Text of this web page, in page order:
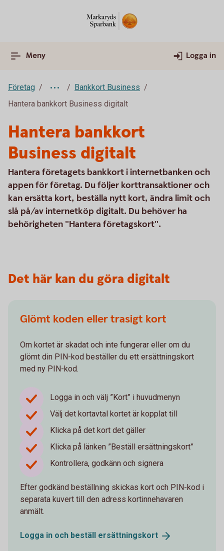
Meny Logga in
Företag
Bankkort Business
Hantera bankkort Business digitalt
Hantera bankkort
Business digitalt
Hantera företagets bankkort i internetbanken och
appen för företag. Du följer korttransaktioner och
kan ersätta kort, beställa nytt kort, ändra limit och
slå på/av internetköp digitalt. Du behöver ha
behörigheten "Hantera företagskort".
Det här kan du göra digitalt
Glömt koden eller trasigt kort
Om kortet är skadat och inte fungerar eller om du
glömt din PIN-kod beställer du ett ersättningskort
med ny PIN-kod.
Logga in och välj ”Kort” i huvudmenyn
Välj det kortavtal kortet är kopplat till
Klicka på det kort det gäller
Klicka på länken ”Beställ ersättningskort”
Kontrollera, godkänn och signera
Efter godkänd beställning skickas kort och PIN-kod i
separata kuvert till den adress kortinnehavaren
anmält.
Logga in och beställ ersättningskort